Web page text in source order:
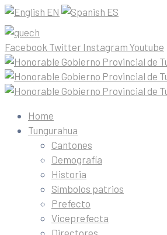
EN ES
Facebook Twitter Instagram Youtube
Home
Tungurahua
Cantones
Demografía
Historia
Símbolos patrios
Prefecto
Viceprefecta
Directores